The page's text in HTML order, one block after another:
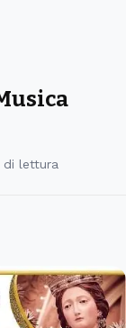
di lettura